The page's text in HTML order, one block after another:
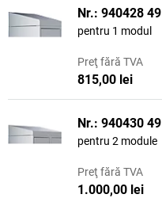
Nr.: 940428 49
pentru 1 modul
Preţ fără TVA
815,00 lei
Nr.: 940430 49
pentru 2 module
Preţ fără TVA
1.000,00 lei